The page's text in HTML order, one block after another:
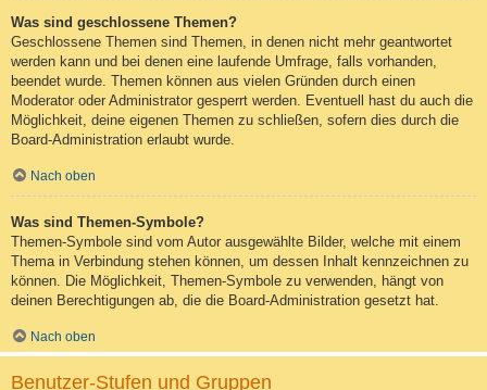
Was sind geschlossene Themen?
Geschlossene Themen sind Themen, in denen nicht mehr geantwortet
werden kann und bei denen eine laufende Umfrage, falls vorhanden,
beendet wurde. Themen können aus vielen Gründen durch einen
Moderator oder Administrator gesperrt werden. Eventuell hast du auch die
Möglichkeit, deine eigenen Themen zu schließen, sofern dies durch die
Board-Administration erlaubt wurde.
Nach oben
Was sind Themen-Symbole?
Themen-Symbole sind vom Autor ausgewählte Bilder, welche mit einem
Thema in Verbindung stehen können, um dessen Inhalt kennzeichnen zu
können. Die Möglichkeit, Themen-Symbole zu verwenden, hängt von
deinen Berechtigungen ab, die die Board-Administration gesetzt hat.
Nach oben
Benutzer-Stufen und Gruppen